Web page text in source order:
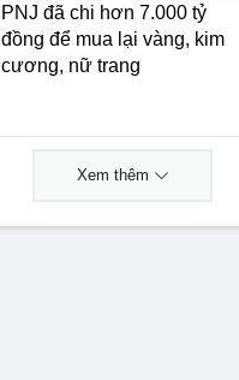
PNJ đã chi hơn 7.000 tỷ
đồng để mua lại vàng, kim
cương, nữ trang
Xem thêm